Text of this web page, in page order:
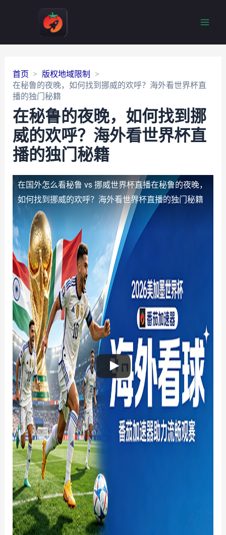
首页
版权地域限制
在秘鲁的夜晚，如何找到挪威的欢呼？海外看世界杯直
播的独门秘籍
在秘鲁的夜晚，如何找到挪
威的欢呼？海外看世界杯直
播的独门秘籍
在国外怎么看秘鲁 vs 挪威世界杯直播在秘鲁的夜晚，
如何找到挪威的欢呼？海外看世界杯直播的独门秘籍